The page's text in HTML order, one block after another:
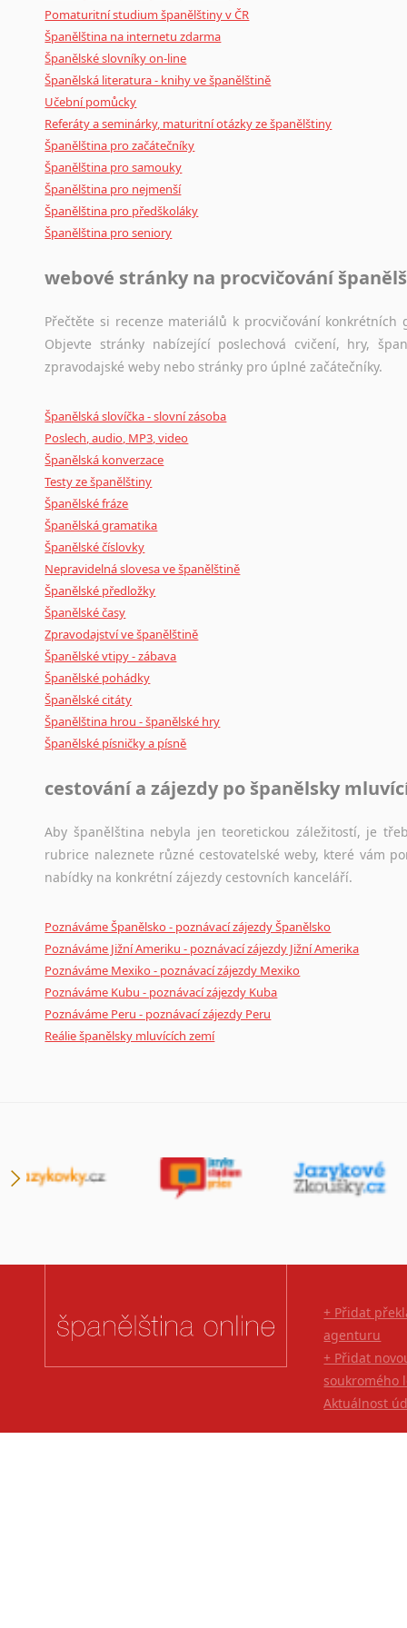
Pomaturitní studium španělštiny v ČR
Španělština na internetu zdarma
Španělské slovníky on-line
Španělská literatura - knihy ve španělštině
Učební pomůcky
Referáty a seminárky, maturitní otázky ze španělštiny
Španělština pro začátečníky
Španělština pro samouky
Španělština pro nejmenší
Španělština pro předškoláky
Španělština pro seniory
webové stránky na procvičování
Přečtěte si recenze materiálů k procvičování
Objevte stránky nabízející poslechová cvičení, hry,
zpravodajské weby nebo stránky pro úplné začátečníky.
Španělská slovíčka - slovní zásoba
Poslech, audio, MP3, video
Španělská konverzace
Testy ze španělštiny
Španělské fráze
Španělská gramatika
Španělské číslovky
Nepravidelná slovesa ve španělštině
Španělské předložky
Španělské časy
Zpravodajství ve španělštině
Španělské vtipy - zábava
Španělské pohádky
Španělské citáty
Španělština hrou - španělské hry
Španělské písničky a písně
cestování a zájezdy po španělsky
Aby španělština nebyla jen teoretickou záležitostí, je
rubrice naleznete různé cestovatelské weby, které vám
nabídky na konkrétní zájezdy cestovních kanceláří.
Poznáváme Španělsko - poznávací zájezdy Španělsko
Poznáváme Jižní Ameriku - poznávací zájezdy Jižní Amerika
Poznáváme Mexiko - poznávací zájezdy Mexiko
Poznáváme Kubu - poznávací zájezdy Kuba
Poznáváme Peru - poznávací zájezdy Peru
Reálie španělsky mluvících zemí
+ Přidat
agenturu
+ Přidat
soukromého
Aktuálnost